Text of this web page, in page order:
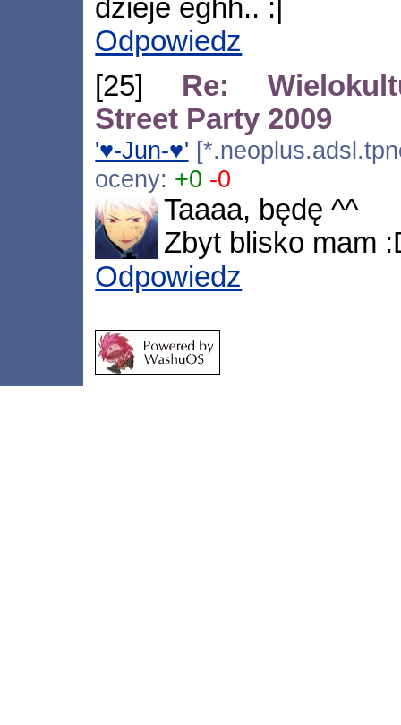
dzieje eghh.. :|
Odpowiedz
[25] Re:
Street Party 2009
'♥-Jun-♥'
oceny: +0 -0
Taaaa, będę ^^
Zbyt blisko mam
Odpowiedz